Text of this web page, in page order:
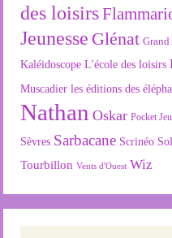
des loisirs
Jeunesse Glénat
Kaléidoscope L'école des loisirs
Muscadier les éditions des
Nathan Oskar Pocket
Sèvres Sarbacane Scrinéo
Tourbillon Vents d'Ouest Wiz